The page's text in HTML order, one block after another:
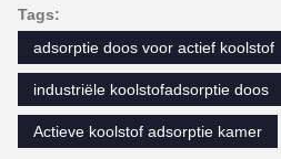
Tags:
adsorptie doos voor actief koolstof
industriële koolstofadsorptie doos
Actieve koolstof adsorptie kamer